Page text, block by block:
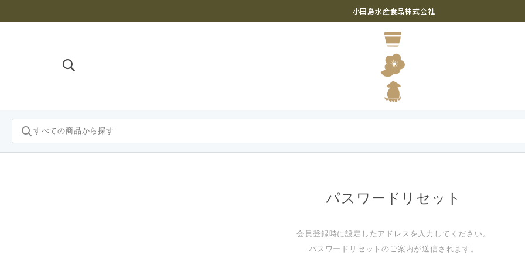
小田島水産食品株式会社
パスワードリセット
会員登録時に設定したアドレスを入力してください。
パスワードリセットのご案内が送信されます。